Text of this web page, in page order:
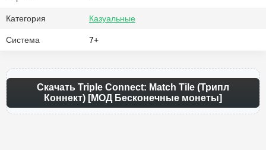
Категория Казуальные
Система 7+
Скачать Triple Connect: Match Tile (Трипл
Коннект) [МОД Бесконечные монеты]